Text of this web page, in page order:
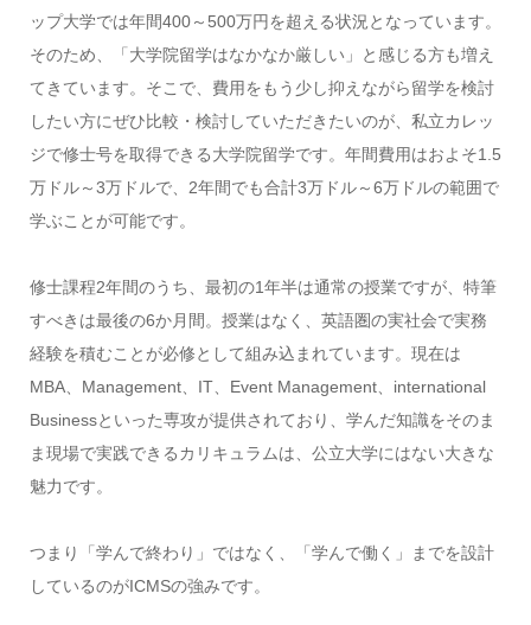
ップ大学では年間400～500万円を超える状況となっています。
そのため、「大学院留学はなかなか厳しい」と感じる方も増え
てきています。そこで、費用をもう少し抑えながら留学を検討
したい方にぜひ比較・検討していただきたいのが、私立カレッ
ジで修士号を取得できる大学院留学です。年間費用はおよそ1.5
万ドル～3万ドルで、2年間でも合計3万ドル～6万ドルの範囲で
学ぶことが可能です。
修士課程2年間のうち、最初の1年半は通常の授業ですが、特筆
すべきは最後の6か月間。授業はなく、英語圏の実社会で実務
経験を積むことが必修として組み込まれています。現在は
MBA、Management、IT、Event Management、international
Businessといった専攻が提供されており、学んだ知識をそのま
ま現場で実践できるカリキュラムは、公立大学にはない大きな
魅力です。
つまり「学んで終わり」ではなく、「学んで働く」までを設計
しているのがICMSの強みです。